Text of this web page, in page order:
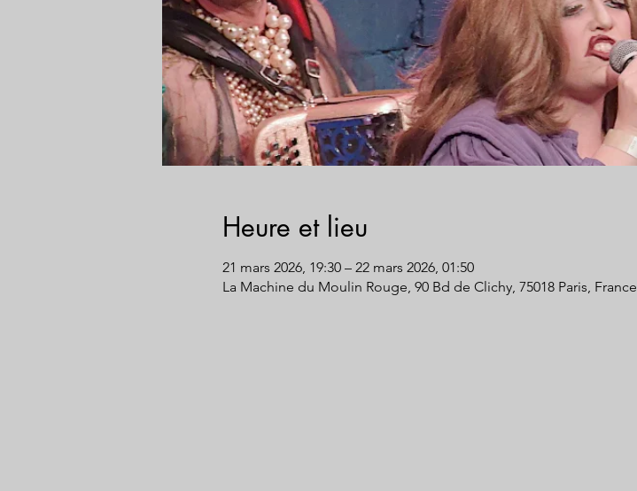
Heure et lieu
21 mars 2026, 19:30 – 22 mars 2026, 01:50
La Machine du Moulin Rouge, 90 Bd de Clichy, 75018 Paris, France